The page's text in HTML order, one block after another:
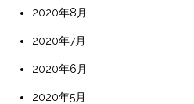
2020年8月
2020年7月
2020年6月
2020年5月